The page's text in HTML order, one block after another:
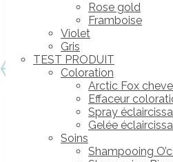
Rose gold
Framboise
Violet
Gris
TEST PRODUIT
Coloration
Arctic Fox
Effaceur
Spray
Gelée
Soins
Shampooing